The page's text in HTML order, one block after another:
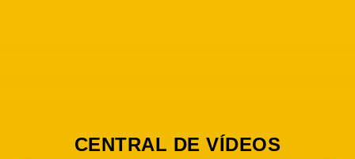
CENTRAL DE VÍDEOS